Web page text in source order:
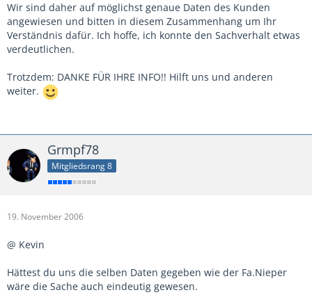
Wir sind daher auf möglichst genaue Daten des Kunden
angewiesen und bitten in diesem Zusammenhang um Ihr
Verständnis dafür. Ich hoffe, ich konnte den Sachverhalt etwas
verdeutlichen.
Trotzdem: DANKE FÜR IHRE INFO!! Hilft uns und anderen
weiter.
Grmpf78
Mitgliedsrang 8
19. November 2006
@ Kevin
Hättest du uns die selben Daten gegeben wie der Fa.Nieper
wäre die Sache auch eindeutig gewesen.